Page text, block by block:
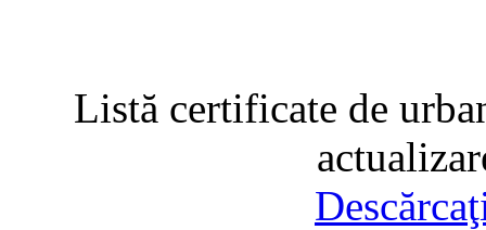
Listă certificate de